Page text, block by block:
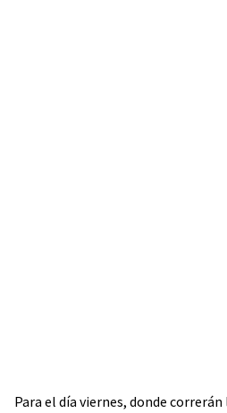
Para el día viernes, donde